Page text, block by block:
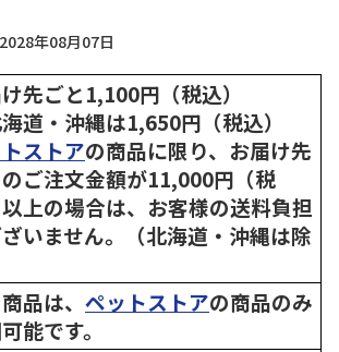
年08月07日
先ごと1,100円（税込）
道・沖縄は1,650円（税込）
ストアの商品に限り、お届け先
ご注文金額が11,000円（税
上の場合は、お客様の送料負担
いません。（北海道・沖縄は除
品は、 ペットストアの商品のみ
能です。